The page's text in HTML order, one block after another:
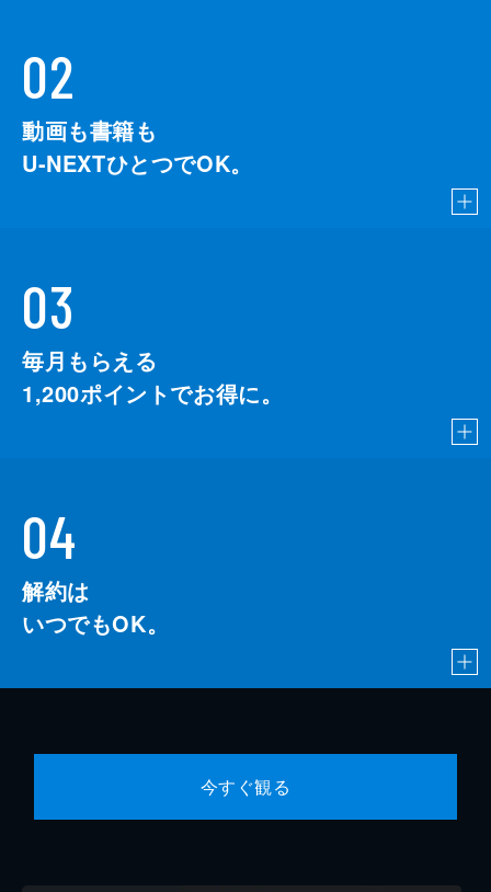
02
動画も書籍も
U-NEXTひとつでOK。
03
毎月もらえる
1,200ポイントでお得に。
04
解約は
いつでもOK。
今すぐ観る